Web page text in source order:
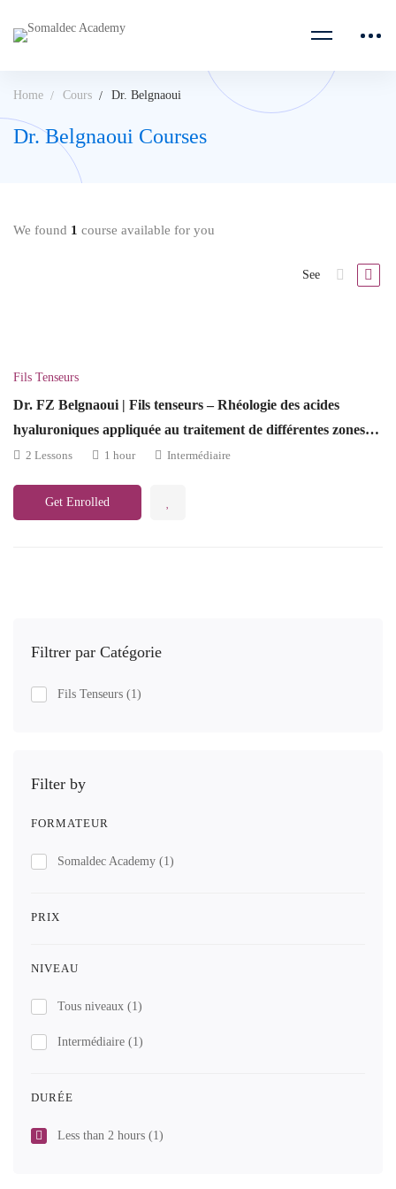
Home Cours Dr. Belgnaoui
Dr. Belgnaoui Courses
Filtrer par Catégorie
Fils Tenseurs (1)
Filter by
FORMATEUR
Somaldec Academy (1)
PRIX
NIVEAU
Tous niveaux (1)
Intermédiaire (1)
DURÉE
Less than 2 hours (1)
We found 1 course available for you
See
Fils Tenseurs
Dr. FZ Belgnaoui | Fils tenseurs – Rhéologie des acides
hyaluroniques appliquée au traitement de différentes zones
faciales
2 Lessons 1 hour Intermédiaire
Get Enrolled